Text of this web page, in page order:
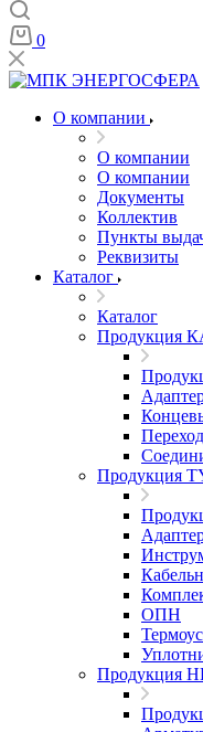
0
О компании
О компании
О компании
Документы
Коллектив
Пункты
Реквизиты
Каталог
Каталог
Продукция
Продукция
ОПН
Продукция